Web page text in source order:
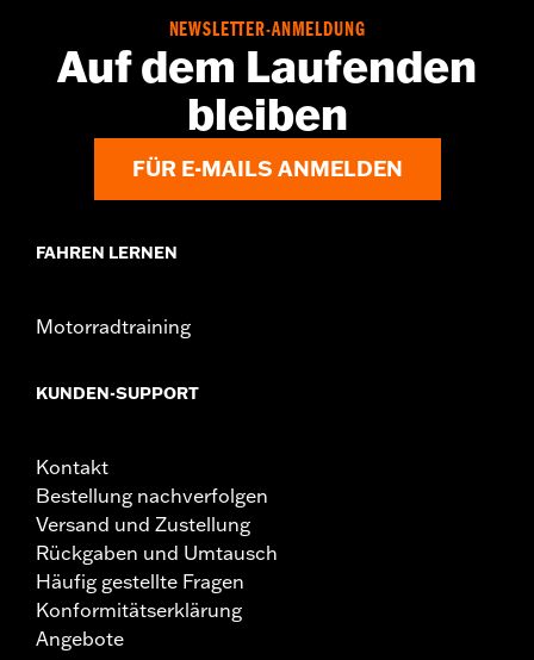
NEWSLETTER-ANMELDUNG
Auf dem Laufenden
bleiben
FÜR E-MAILS ANMELDEN
FAHREN LERNEN
Motorradtraining
KUNDEN-SUPPORT
Kontakt
Bestellung nachverfolgen
Versand und Zustellung
Rückgaben und Umtausch
Häufig gestellte Fragen
Konformitätserklärung
Angebote